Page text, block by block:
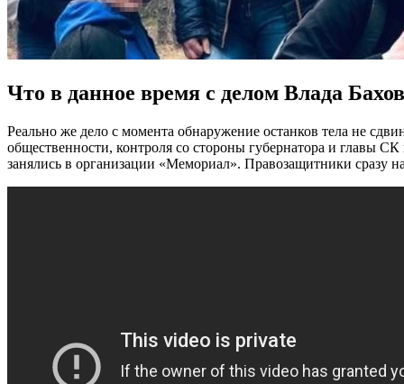
Что в данное время с делом Влада
Реально же дело с момента обнаружение останков тела не
общественности, контроля со стороны губернатора и главы
занялись в организации «Мемориал». Правозащитники сразу